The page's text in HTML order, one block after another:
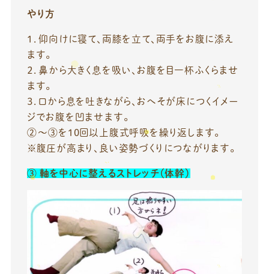
やり方
１．仰向けに寝て、両膝を立て、両手をお腹に添え
ます。
２．鼻から大きく息を吸い、お腹を目一杯ふくらませ
ます。
３．口から息を吐きながら、おへそが床につくイメー
ジでお腹を凹ませます。
②〜③を10回以上腹式呼吸を繰り返します。
※腹圧が高まり、良い姿勢づくりにつながります。
③軸を中心に整えるストレッチ（体幹）